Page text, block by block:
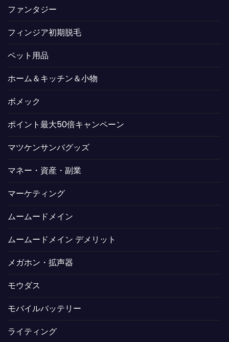
ファンタジー
フィンジア初期脱毛
ペット用品
ホーム＆キッチン＆小物
ボメック
ポイント最大50倍キャンペーン
マツケンサンバグッズ
マネー・資産・副業
マーケティング
ムームードメイン
ムームードメイン デメリット
メガホン・拡声器
モウダス
モバイルバッテリー
ライティング